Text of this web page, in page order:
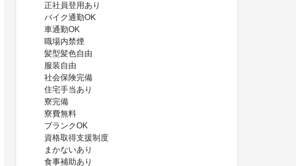
正社員登用あり
バイク通勤OK
車通勤OK
職場内禁煙
髪型髪色自由
服装自由
社会保険完備
住宅手当あり
寮完備
寮費無料
ブランクOK
資格取得支援制度
まかないあり
食事補助あり